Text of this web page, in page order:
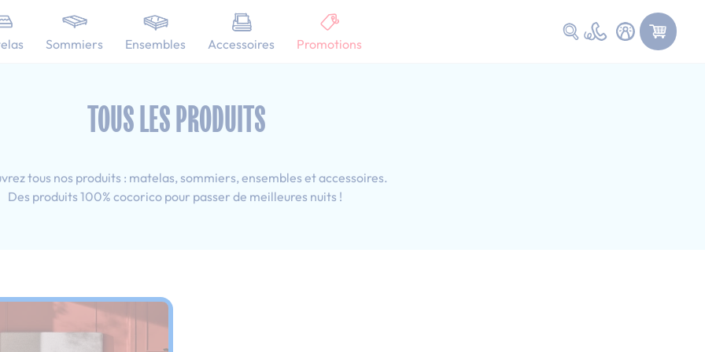
Sommiers Ensembles Accessoires Promotions
Faire une recherche
cm
TOUS LES PRODUITS
tous nos produits : matelas, sommiers, ensembles et accessoires.
Des produits 100% cocorico pour passer de meilleures nuits !